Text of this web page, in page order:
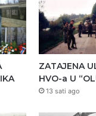
ZATAJENA
HVO-a U
13 sati ago